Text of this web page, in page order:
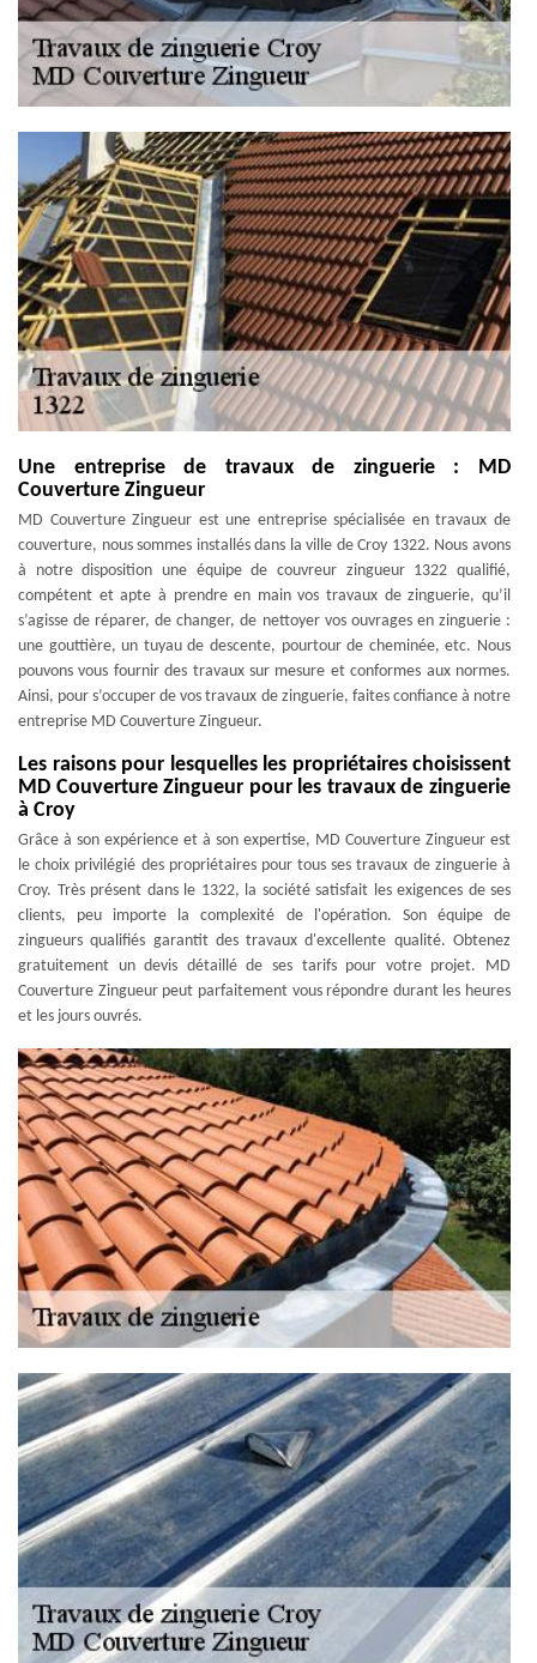
Une entreprise de travaux de zinguerie : MD
Couverture Zingueur
MD Couverture Zingueur est une entreprise spécialisée en travaux de
couverture, nous sommes installés dans la ville de Croy 1322. Nous avons
à notre disposition une équipe de couvreur zingueur 1322 qualifié,
compétent et apte à prendre en main vos travaux de zinguerie, qu’il
s’agisse de réparer, de changer, de nettoyer vos ouvrages en zinguerie :
une gouttière, un tuyau de descente, pourtour de cheminée, etc. Nous
pouvons vous fournir des travaux sur mesure et conformes aux normes.
Ainsi, pour s’occuper de vos travaux de zinguerie, faites confiance à notre
entreprise MD Couverture Zingueur.
Les raisons pour lesquelles les propriétaires choisissent
MD Couverture Zingueur pour les travaux de zinguerie
à Croy
Grâce à son expérience et à son expertise, MD Couverture Zingueur est
le choix privilégié des propriétaires pour tous ses travaux de zinguerie à
Croy. Très présent dans le 1322, la société satisfait les exigences de ses
clients, peu importe la complexité de l'opération. Son équipe de
zingueurs qualifiés garantit des travaux d'excellente qualité. Obtenez
gratuitement un devis détaillé de ses tarifs pour votre projet. MD
Couverture Zingueur peut parfaitement vous répondre durant les heures
et les jours ouvrés.